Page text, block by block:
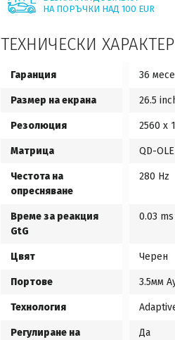
НА ПОРЪЧКИ НАД 100 EUR
ТЕХНИЧЕСКИ
Гаранция 36
Размер на екрана 26.5
Резолюция 2560 x
Матрица QD-
Честота на
опресняване
280 Hz
Време за реакция
GtG
0.03 ms
Цвят Черен
Портове 3.5мм
Технология
Регулиране на
Да